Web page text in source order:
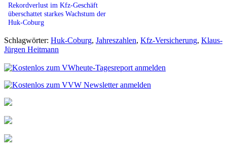
Rekordverlust im Kfz-Geschäft
überschattet starkes Wachstum der
Huk-Coburg
Schlagwörter: Huk-Coburg, Jahreszahlen, Kfz-Versicherung, Klaus-
Jürgen Heitmann